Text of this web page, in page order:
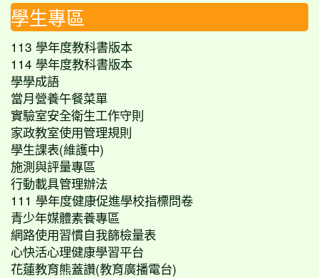
學生專區
113 學年度教科書版本
114 學年度教科書版本
學學成語
當月營養午餐菜單
實驗室安全衛生工作守則
家政教室使用管理規則
學生課表(維護中)
施測與評量專區
行動載具管理辦法
111 學年度健康促進學校指標問卷
青少年媒體素養專區
網路使用習慣自我篩檢量表
心快活心理健康學習平台
花蓮教育熊蓋讚(教育廣播電台)